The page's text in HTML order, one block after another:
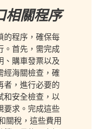
相關程序
的程序，確保每
。首先，需完成
、購車發票以及
經海關檢查，確
者，進行必要的
和安全檢查，以
要求。完成這些
關稅，這些費用